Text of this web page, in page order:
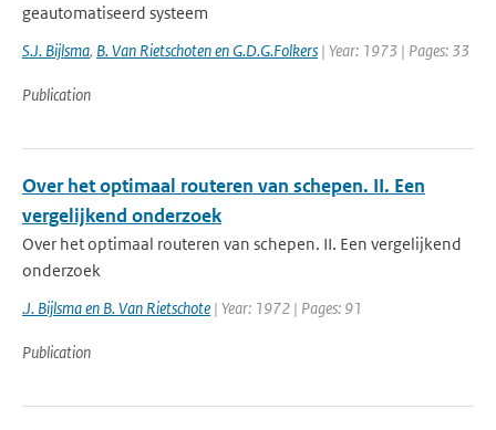
geautomatiseerd systeem
S.J. Bijlsma, B. Van Rietschoten en G.D.G.Folkers | Year: 1973 | Pages: 33
Publication
Over het optimaal routeren van schepen. II. Een
vergelijkend onderzoek
Over het optimaal routeren van schepen. II. Een vergelijkend
onderzoek
.J. Bijlsma en B. Van Rietschote | Year: 1972 | Pages: 91
Publication